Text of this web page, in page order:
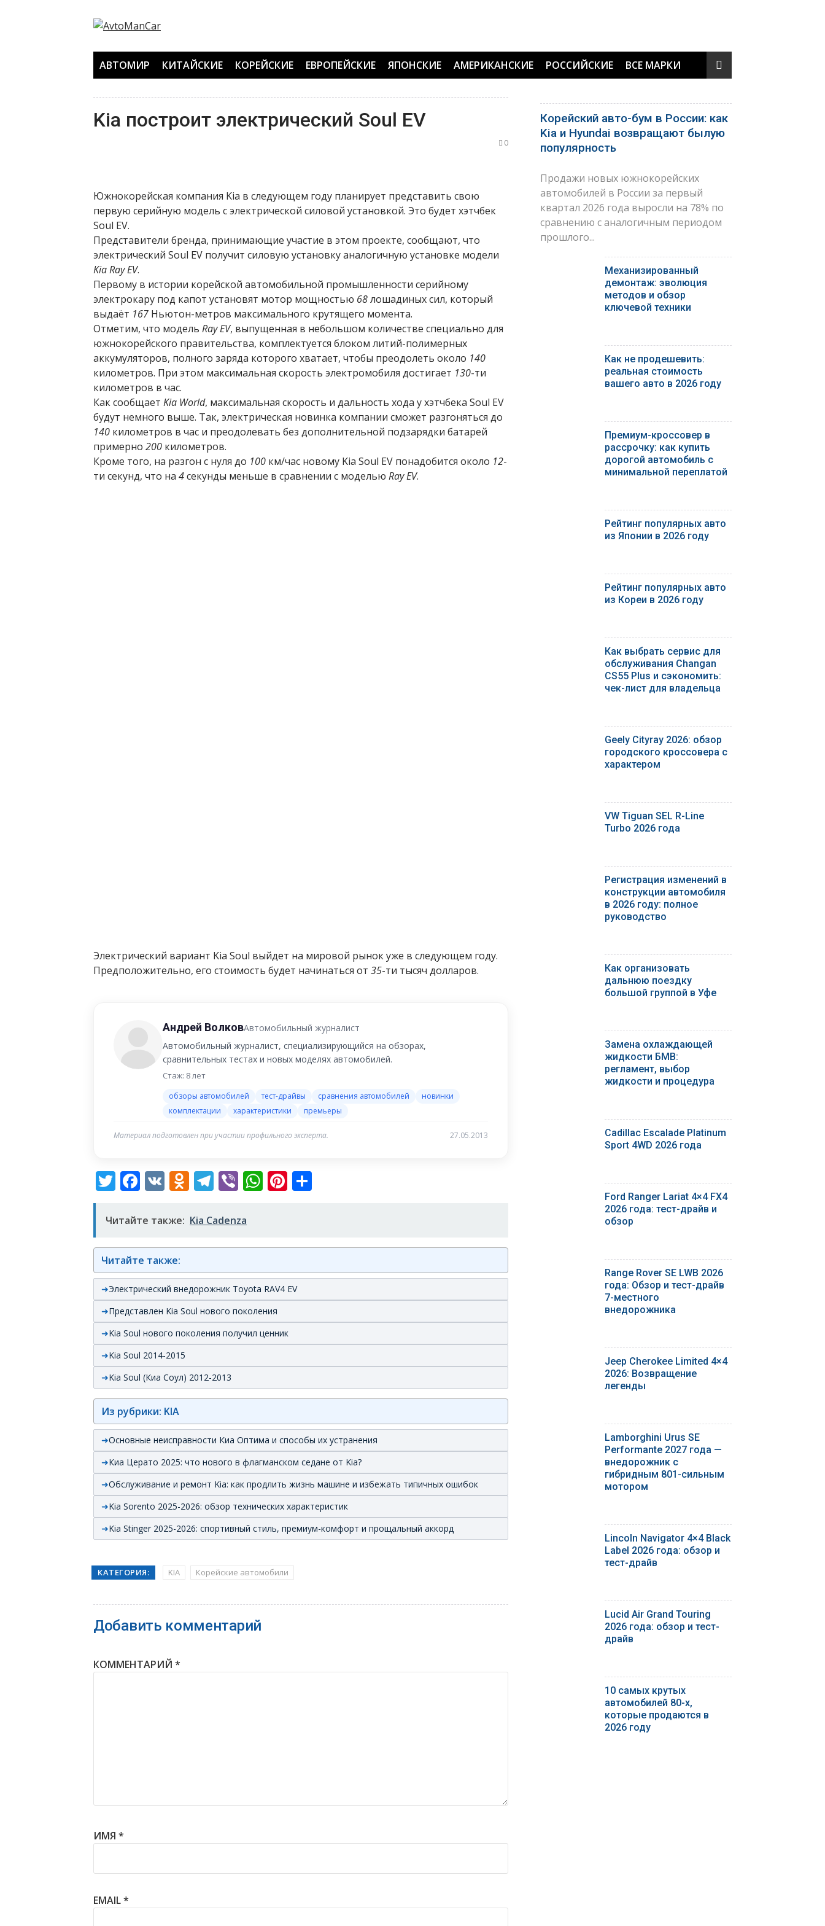
АВТОМИР КИТАЙСКИЕ КОРЕЙСКИЕ ЕВРОПЕЙСКИЕ ЯПОНСКИЕ АМЕРИКАНСКИЕ РОССИЙСКИЕ ВСЕ МАРКИ
Kia построит электрический Soul EV
0
Южнокорейская компания Kia в следующем году планирует представить свою
первую серийную модель с электрической силовой установкой. Это будет хэтчбек
Soul EV.
Представители бренда, принимающие участие в этом проекте, сообщают, что
электрический Soul EV получит силовую установку аналогичную установке модели
Kia Ray EV.
Первому в истории корейской автомобильной промышленности серийному
электрокару под капот установят мотор мощностью 68лошадиных сил, который
выдаёт 167 Ньютон-метров максимального крутящего момента.
Отметим, что модель Ray EV, выпущенная в небольшом количестве специально для
южнокорейского правительства, комплектуется блоком литий-полимерных
аккумуляторов, полного заряда которого хватает, чтобы преодолеть около 140
километров. При этом максимальная скорость электромобиля достигает 130-ти
километров в час.
Как сообщает Kia World, максимальная скорость и дальность хода у хэтчбека Soul EV
будут немного выше. Так, электрическая новинка компании сможет разгоняться до
140 километров в час и преодолевать без дополнительной подзарядки батарей
примерно 200 километров.
Кроме того, на разгон с нуля до 100 км/час новому Kia Soul EV понадобится около 12-
ти секунд, что на 4секунды меньше в сравнении с моделью Ray EV.
Электрический вариант Kia Soul выйдет на мировой рынок уже в следующем году.
Предположительно, его стоимость будет начинаться от 35-ти тысяч долларов.
Андрей ВолковАвтомобильный журналист
Автомобильный журналист, специализирующийся на обзорах,
сравнительных тестах и новых моделях автомобилей.
Стаж: 8 лет
обзоры автомобилей тест-драйвы сравнения автомобилей
новинки
комплектации
характеристики премьеры
Материал подготовлен при участии профильного эксперта. 27.05.2013
Twitter
Facebook
VK Odnoklassniki
Telegram
ViberWhatsApp
Pinterest
Читайте также: Kia Cadenza
Читайте также:
Электрический внедорожник Toyota RAV4 EV
Представлен Kia Soul нового поколения
Kia Soul нового поколения получил ценник
Kia Soul 2014-2015
Kia Soul (Киа Соул) 2012-2013
Из рубрики: KIA
Основные неисправности Киа Оптима и способы их устранения
Киа Церато 2025: что нового в флагманском седане от Kia?
Обслуживание и ремонт Kia: как продлить жизнь машине и избежать типичных ошибок
Kia Sorento 2025-2026: обзор технических характеристик
Kia Stinger 2025-2026: спортивный стиль, премиум-комфорт и прощальный аккорд
КАТЕГОРИЯ: KIA Корейские автомобили
Добавить комментарий
КОММЕНТАРИЙ *
ИМЯ *
EMAIL*
Корейский авто-бум в России: как
Kia и Hyundai возвращают былую
популярность
Продажи новых южнокорейских
автомобилей в России за первый
квартал 2026 года выросли на 78% по
сравнению с аналогичным периодом
прошлого...
Механизированный
демонтаж: эволюция
методов и обзор
ключевой техники
Как не продешевить:
реальная стоимость
вашего авто в 2026 году
Премиум-кроссовер в
рассрочку: как купить
дорогой автомобиль с
минимальной переплатой
Рейтинг популярных авто
из Японии в 2026 году
Рейтинг популярных авто
из Кореи в 2026 году
Как выбрать сервис для
обслуживания Changan
CS55 Plus и сэкономить:
чек-лист для владельца
Geely Cityray 2026: обзор
городского кроссовера с
характером
VW Tiguan SEL R-Line
Turbo 2026 года
Регистрация изменений в
конструкции автомобиля
в 2026 году: полное
руководство
Как организовать
дальнюю поездку
большой группой в Уфе
Замена охлаждающей
жидкости БМВ:
регламент, выбор
жидкости и процедура
Cadillac Escalade Platinum
Sport 4WD 2026 года
Ford Ranger Lariat 4×4 FX4
2026 года: тест-драйв и
обзор
Range Rover SE LWB 2026
года: Обзор и тест-драйв
7-местного
внедорожника
Jeep Cherokee Limited 4×4
2026: Возвращение
легенды
Lamborghini Urus SE
Performante 2027 года —
внедорожник с
гибридным 801-сильным
мотором
Lincoln Navigator 4×4 Black
Label 2026 года: обзор и
тест-драйв
Lucid Air Grand Touring
2026 года: обзор и тест-
драйв
10 самых крутых
автомобилей 80-х,
которые продаются в
2026 году